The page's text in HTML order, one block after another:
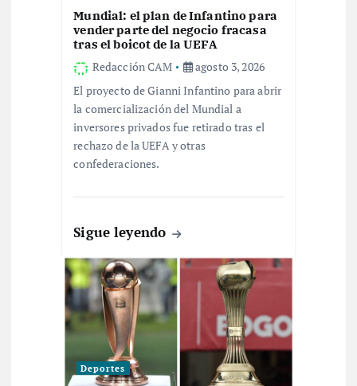
Mundial: el plan de Infantino para
vender parte del negocio fracasa
tras el boicot de la UEFA
Redacción CAM
agosto 3, 2026
El proyecto de Gianni Infantino para abrir
la comercialización del Mundial a
inversores privados fue retirado tras el
rechazo de la UEFA y otras
confederaciones.
Sigue leyendo
Deportes